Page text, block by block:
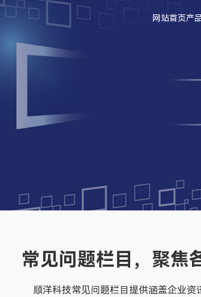
网站首页产
常见问题栏目，聚焦
顺洋科技常见问题栏目提供涵盖企业资